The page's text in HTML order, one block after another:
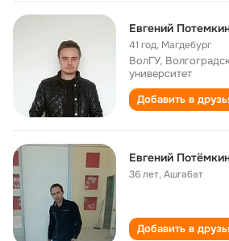
Евгений
41 год, Магдебург
ВолГУ,
университет
Добавить в
Евгений
36 лет,Ашгабат
Добавить в